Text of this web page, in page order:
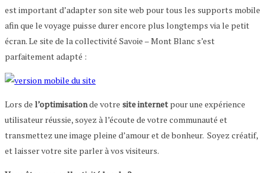
est important d’adapter son site web pour tous les supports mobile
afin que le voyage puisse durer encore plus longtemps via le petit
écran. Le site de la collectivité Savoie – Mont Blanc s’est
parfaitement adapté :
Lors de l’optimisationde votre site internet pour une expérience
utilisateur réussie, soyez à l’écoute de votre communauté et
transmettez une image pleine d’amour et de bonheur. Soyez créatif,
et laisser votre site parler à vos visiteurs.